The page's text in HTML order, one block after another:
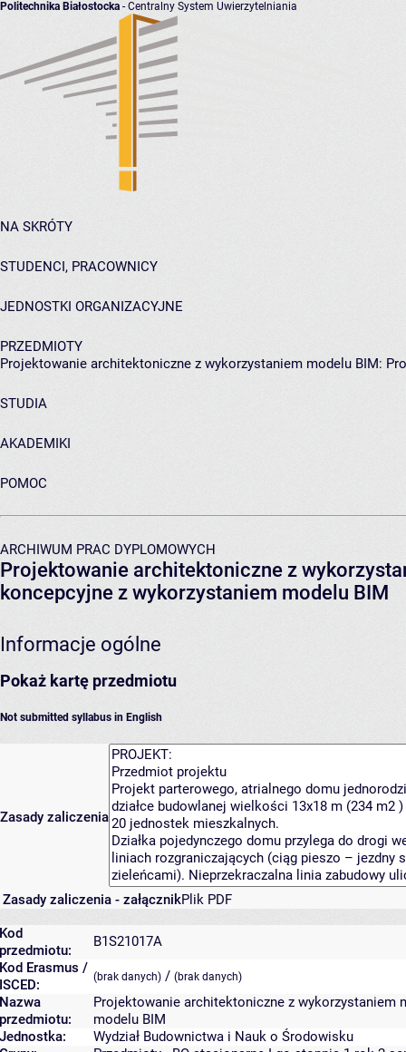
Politechnika Białostocka - Centralny System Uwierzytelniania
NA SKRÓTY
STUDENCI, PRACOWNICY
JEDNOSTKI ORGANIZACYJNE
PRZEDMIOTY
Projektowanie architektoniczne z wykorzystaniem modelu BIM:
STUDIA
AKADEMIKI
POMOC
ARCHIWUM PRAC DYPLOMOWYCH
Projektowanie architektoniczne z
koncepcyjne z wykorzystaniem modelu BIM
Informacje ogólne
Pokaż kartę przedmiotu
Not submitted syllabus in English
Zasady zaliczenia
Zasady zaliczenia - załącznikPlik PDF
Kod
przedmiotu:
B1S21017A
Kod Erasmus /
ISCED:
(brak danych) / (brak danych)
Nazwa
przedmiotu:
Projektowanie architektoniczne z wykorzystaniem
modelu BIM
Jednostka:
Wydział Budownictwa i Nauk o Środowisku